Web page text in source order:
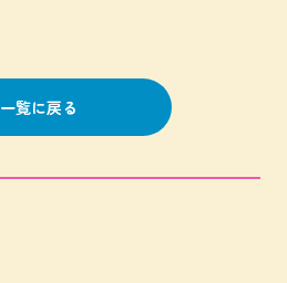
一覧に戻る